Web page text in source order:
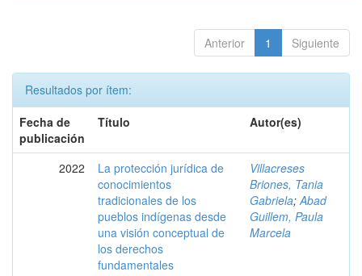
Anterior 1 Siguiente
Resultados por ítem:
Fecha de
publicación
Título Autor(es)
2022
La protección jurídica de
conocimientos
tradicionales de los
pueblos indígenas desde
una visión conceptual de
los derechos
fundamentales
Villacreses
Briones, Tania
Gabriela;Abad
Guillem, Paula
Marcela